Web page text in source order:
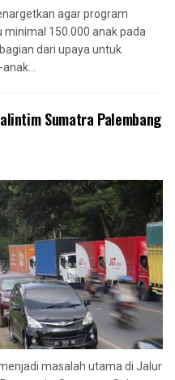
agar program
150.000 anak pada
dari upaya untuk
Sumatra Palembang
masalah utama di Jalur